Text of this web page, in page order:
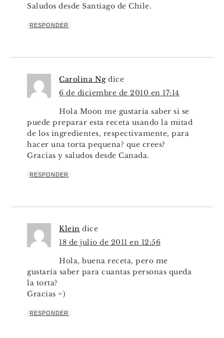
Saludos desde Santiago de Chile.
RESPONDER
Carolina Ng dice
6 de diciembre de 2010 en 17:14
Hola Moon me gustaria saber si se
puede preparar esta receta usando la mitad
de los ingredientes, respectivamente, para
hacer una torta pequena? que crees?
Gracias y saludos desde Canada.
RESPONDER
Klein dice
18 de julio de 2011 en 12:56
Hola, buena receta, pero me
gustaría saber para cuantas personas queda
la torta?
Gracias =)
RESPONDER